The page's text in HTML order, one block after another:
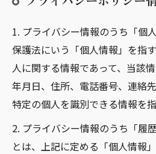
1. プライバシー情報のうち「個
保護法にいう「個人情報」を指
人に関する情報であって、当該
年月日、住所、電話番号、連絡
特定の個人を識別できる情報を指
2. プライバシー情報のうち「履
とは、上記に定める「個人情報